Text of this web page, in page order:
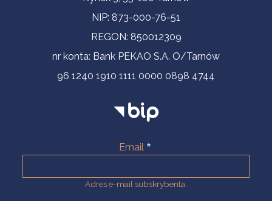
NIP: 873-000-76-51
REGON: 850012309
nr konta: Bank PEKAO S.A. O/Tarnów
96 1240 1910 1111 0000 0898 4744
Email
Adres e-mail subskrybenta.